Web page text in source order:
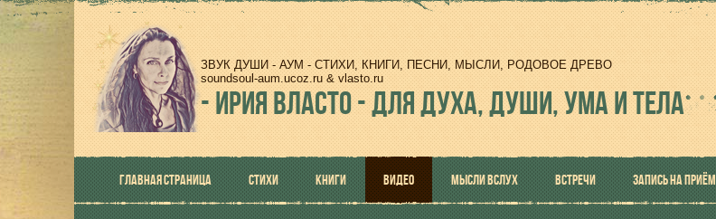
ЗВУК ДУШИ - АУМ - СТИХИ, КНИГИ, ПЕСНИ, МЫСЛИ, РОДОВОЕ ДРЕВО
soundsoul-aum.ucoz.ru & vlasto.ru
-ИРИЯ ВЛАСТО - ДЛЯ ДУХА, ДУШИ, УМА И ТЕЛА
ГЛАВНАЯ СТРАНИЦА СТИХИ КНИГИ ВИДЕО МЫСЛИ ВСЛУХ ВСТРЕЧИ ЗАПИСЬ НА ПРИЁМ